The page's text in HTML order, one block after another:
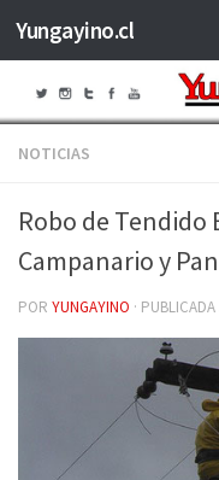
Saltar al contenido
Yungayino.cl
NOTICIAS
Robo de Tendido
Campanario y
POR YUNGAYINO · PUBLICADA